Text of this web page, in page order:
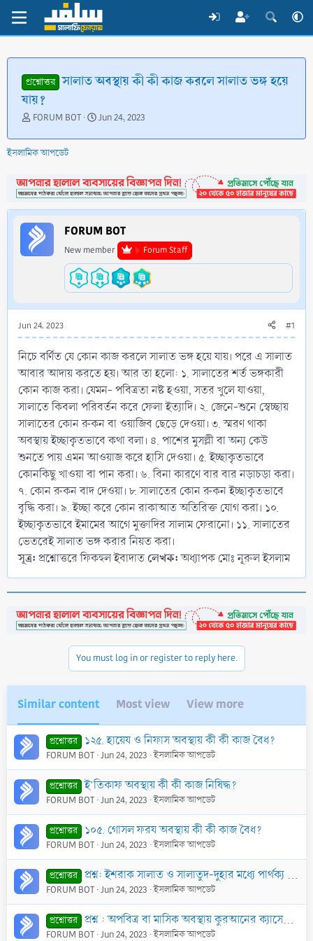
প্রশ্নোত্তর সালাত অবস্থায় কী কী কাজ করলে সালাত ভঙ্গ হয়ে
যায়?
T
r
e
d
s
t
a
r
t
FORUM BOT
S
a
d
a
t
e
Jun 24, 2023
ইসলামিক আপডেট
FORUM BOT
New member Forum Staff
Jun 24, 2023 #1
নিচে বর্ণিত যে কোন কাজ করলে সালাত ভঙ্গ হয়ে যায়। পরে এ সালাত
আবার আদায় করতে হয়। আর তা হলো: ১. সালাতের শর্ত ভঙ্গকারী
কোন কাজ করা। যেমন- পবিত্রতা নষ্ট হওয়া, সতর খুলে যাওয়া,
সালাতে কিবলা পরিবর্তন করে ফেলা ইত্যাদি। ২. জেনে-শুনে স্বেচ্ছায়
সালাতের কোন রুকন বা ওয়াজিব ছেড়ে দেওয়া। ৩. স্মরণ থাকা
অবস্থায় ইচ্ছাকৃতভাবে কথা বলা। ৪. পাশের মুসল্লী বা অন্য কেউ
শুনতে পায় এমন আওয়াজ করে হাসি দেওয়া। ৫. ইচ্ছাকৃতভাবে
কোনকিছু খাওয়া বা পান করা। ৬. বিনা কারণে বার বার নড়াচড়া করা।
৭. কোন রুকন বাদ দেওয়া। ৮. সালাতের কোন রুকন ইচ্ছাকৃতভাবে
বৃদ্ধি করা। ৯. ইচ্ছা করে কোন রাকাআত অতিরিক্ত যোগ করা। ১০.
ইচ্ছাকৃতভাবে ইমামের আগে মুক্তাদির সালাম ফেরানো। ১১. সালাতের
ভেতরেই সালাত ভঙ্গ করার নিয়ত করা।
সূত্র: প্রশ্নোত্তরে ফিকহুল ইবাদাতলেখক:অধ্যাপক মোঃ নূরুল ইসলাম
You must log in or register to reply here.
Similar content Most view View more
প্রশ্নোত্তর ১২৫. হায়েয ও নিফাস অবস্থায় কী কী কাজ বৈধ?
FORUM BOT Jun 24, 2023 ইসলামিক আপডেট
প্রশ্নোত্তর ই’তিকাফ অবস্থায় কী কী কাজ নিষিদ্ধ?
FORUM BOT Jun 24, 2023 ইসলামিক আপডেট
প্রশ্নোত্তর ১০৫. গোসল ফরয অবস্থায় কী কী কাজ বৈধ?
FORUM BOT Jun 24, 2023 ইসলামিক আপডেট
প্রশ্নোত্তর প্রশ্ন: ইশরাক সালাত ও সালাতুদ-দুহার মধ্যে পার্থক্য কী?
FORUM BOT Jun 24, 2023 ইসলামিক আপডেট
প্রশ্নোত্তর প্রশ্ন : অপবিত্র বা মাসিক অবস্থায় কুরআনের ক্যাসেট স্পর্শ করা কি বৈধ?
FORUM BOT Jun 24, 2023 ইসলামিক আপডেট